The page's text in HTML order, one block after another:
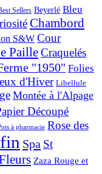
Sellers Beyerlé Bleu
Chambord
S&W Cour
PailleCraquelés
"1950" Folies
d'Hiver Libellule
Montée à l'Alpage
Découpé
à pharmacie Rose des
Spa St
Zaza Rouge et